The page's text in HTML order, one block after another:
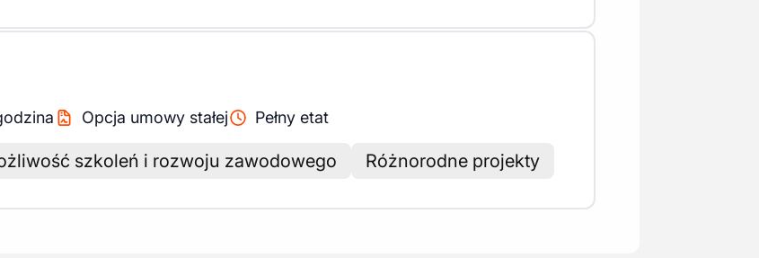
Opcja umowy stałej Pełny etat
szkoleń i rozwoju zawodowego Różnorodne projekty